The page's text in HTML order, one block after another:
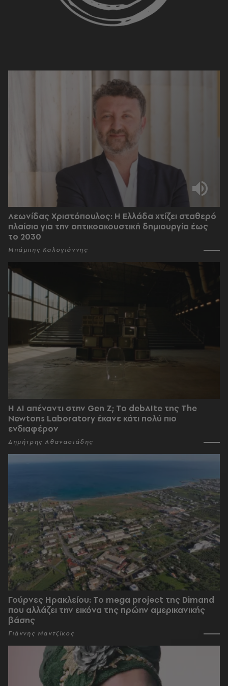
Λεωνίδας Χριστόπουλος: Η Ελλάδα χτίζει σταθερό
πλαίσιο για την οπτικοακουστική δημιουργία έως
το 2030
Μπάμπης Καλογιάννης
Η AI απέναντι στην Gen Z; Το debAIte της The
Newtons Laboratory έκανε κάτι πολύ πιο
ενδιαφέρον
Δημήτρης Αθανασιάδης
Γούρνες Ηρακλείου: To mega project της Dimand
που αλλάζει την εικόνα της πρώην αμερικανικής
βάσης
Γιάννης Μαντζίκος